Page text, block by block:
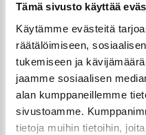
Tämä sivusto käyttää
Käytämme evästeitä
räätälöimiseen,
tukemiseen ja
jaamme sosiaalisen
alan kumppaneillemme
sivustoamme.
tietoja muihin tietoihin,
Unique-massiivikehysovi
OSTO-OPAS,